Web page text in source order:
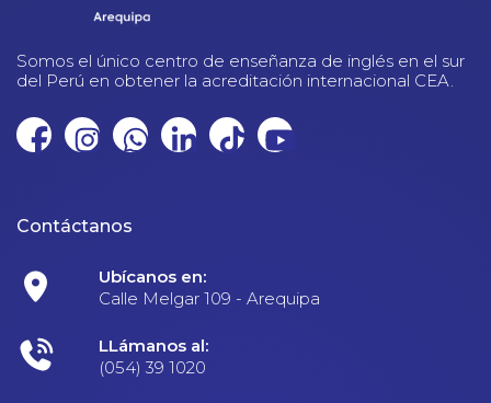
Somos el único centro de enseñanza de inglés en el sur
del Perú en obtener la acreditación internacional CEA.
Contáctanos
Ubícanos en:
Calle Melgar 109 - Arequipa
LLámanos al:
(054) 39 1020